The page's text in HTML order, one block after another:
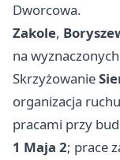
Dworcowa.
Zakole,
na
Skrzyżowanie
organizacja
pracami przy
1 Maja 2; prace